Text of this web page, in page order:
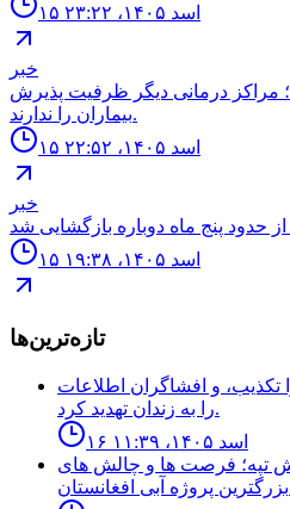
۱۵ اسد ۱۴۰۵، ۲۳:۲۲
خبر
مراکز درمانی دیگر ظرفیت پذیرش
بیماران را ندارند.
۱۵ اسد ۱۴۰۵، ۲۲:۵۲
خبر
۱۵ اسد ۱۴۰۵، ۱۹:۳۸
تازه‌ترین‌ها
و افشاگران اطلاعات
را به زندان تهديد كرد.
۱۶ اسد ۱۴۰۵، ۱۱:۳۹
تپه؛ فرصت ها و چالش هاى